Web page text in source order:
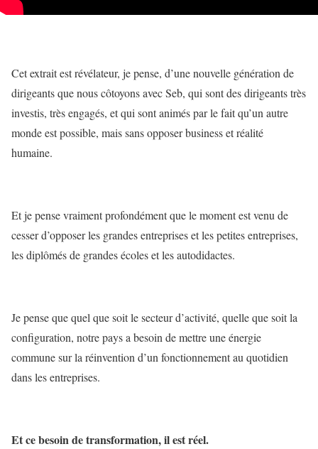
Cet extrait est révélateur, je pense, d’une nouvelle génération de
dirigeants que nous côtoyons avec Seb, qui sont des dirigeants très
investis, très engagés, et qui sont animés par le fait qu’un autre
monde est possible, mais sans opposer business et réalité
humaine.
Et je pense vraiment profondément que le moment est venu de
cesser d’opposer les grandes entreprises et les petites entreprises,
les diplômés de grandes écoles et les autodidactes.
Je pense que quel que soit le secteur d’activité, quelle que soit la
configuration, notre pays a besoin de mettre une énergie
commune sur la réinvention d’un fonctionnement au quotidien
dans les entreprises.
Et ce besoin de transformation, il est réel.